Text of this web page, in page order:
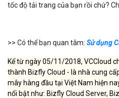
tốc độ tải trang của bạn rồi chứ?
>> Có thể bạn quan tâm: Sử dụng
Kể từ ngày 05/11/2018, VCCloud
thành Bizfly Cloud - là nhà cung
mây hàng đầu tại Việt Nam hiện
nổi bật như: Bizfly Cloud Server,